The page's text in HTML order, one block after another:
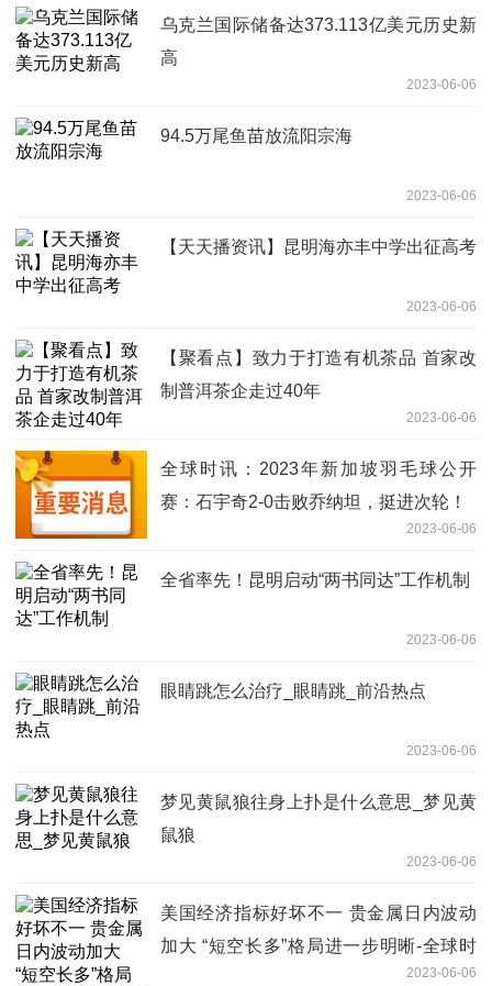
乌克兰国际储备达373.113亿美元历史新
高
2023-06-06
94.5万尾鱼苗放流阳宗海
2023-06-06
【天天播资讯】昆明海亦丰中学出征高考
2023-06-06
【聚看点】致力于打造有机茶品 首家改
制普洱茶企走过40年
2023-06-06
全球时讯：2023年新加坡羽毛球公开
赛：石宇奇2-0击败乔纳坦，挺进次轮！
2023-06-06
全省率先！昆明启动“两书同达”工作机制
2023-06-06
眼睛跳怎么治疗_眼睛跳_前沿热点
2023-06-06
梦见黄鼠狼往身上扑是什么意思_梦见黄
鼠狼
2023-06-06
美国经济指标好坏不一 贵金属日内波动
加大 “短空长多”格局进一步明晰-全球时
2023-06-06